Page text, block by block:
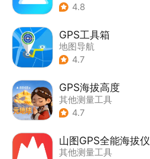
4.8
GPS工具箱
地图导航
4.7
GPS海拔高度
其他测量工具
4.7
山图GPS全能海拔仪
其他测量工具